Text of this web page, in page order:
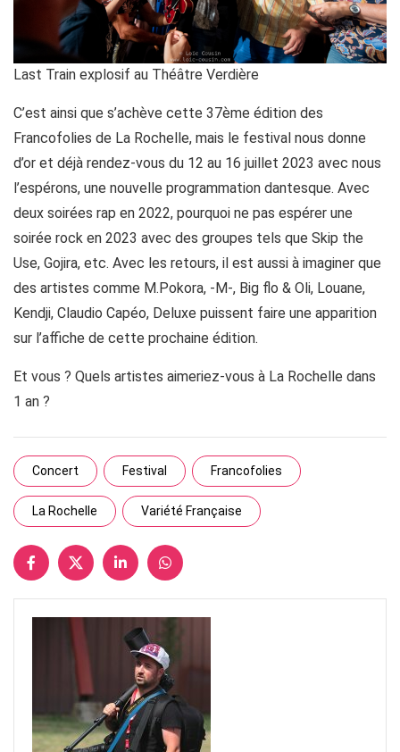
Last Train explosif au Théâtre Verdière
C’est ainsi que s’achève cette 37ème édition des
Francofolies de La Rochelle, mais le festival nous donne
d’or et déjà rendez-vous du 12 au 16 juillet 2023 avec nous
l’espérons, une nouvelle programmation dantesque. Avec
deux soirées rap en 2022, pourquoi ne pas espérer une
soirée rock en 2023 avec des groupes tels que Skip the
Use, Gojira, etc. Avec les retours, il est aussi à imaginer que
des artistes comme M.Pokora, -M-, Big flo & Oli, Louane,
Kendji, Claudio Capéo, Deluxe puissent faire une apparition
sur l’affiche de cette prochaine édition.
Et vous ? Quels artistes aimeriez-vous à La Rochelle dans
1 an ?
Concert Festival Francofolies
La Rochelle Variété Française